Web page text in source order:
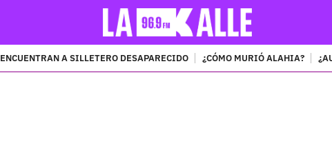
ENCUENTRAN A SILLETERO DESAPARECIDO ¿CÓMO MURIÓ ALAHIA?